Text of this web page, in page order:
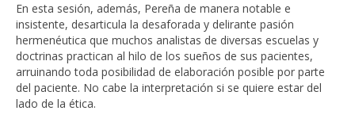
En esta sesión, además, Pereña de manera notable e
insistente, desarticula la desaforada y delirante pasión
hermenéutica que muchos analistas de diversas escuelas y
doctrinas practican al hilo de los sueños de sus pacientes,
arruinando toda posibilidad de elaboración posible por parte
del paciente. No cabe la interpretación si se quiere estar del
lado de la ética.